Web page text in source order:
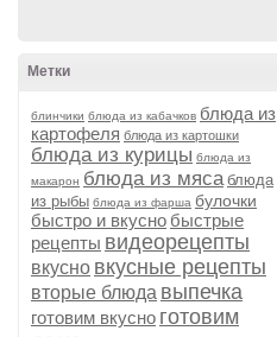
Метки
блинчики блюда из кабачков блюда из
картофеля блюда из картошки
блюда из курицы блюда из
макарон блюда из мяса блюда
из рыбы блюда из фарша булочки
быстро и вкусно быстрые
рецепты видеорецепты
вкусно вкусные рецепты
вторые блюда выпечка
готовим вкусно готовим